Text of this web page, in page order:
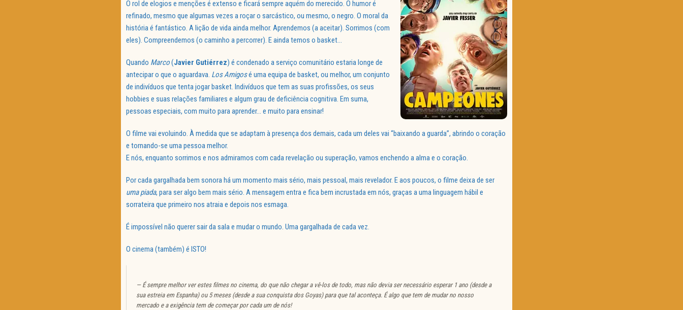
O rol de elogios e menções é extenso e ficará sempre aquém do merecido. O humor é
refinado, mesmo que algumas vezes a roçar o sarcástico, ou mesmo, o negro. O moral da
história é fantástico. A lição de vida ainda melhor. Aprendemos (a aceitar). Sorrimos (com
eles). Compreendemos (o caminho a percorrer). E ainda temos o basket…
Quando Marco(Javier Gutiérrez) é condenado a serviço comunitário estaria longe de
antecipar o que o aguardava. Los Amigosé uma equipa de basket, ou melhor, um conjunto
de indivíduos que tenta jogar basket. Indivíduos que tem as suas profissões, os seus
hobbies e suas relações familiares e algum grau de deficiência cognitiva. Em suma,
pessoas especiais, com muito para aprender… e muito para ensinar!
O filme vai evoluindo. À medida que se adaptam à presença dos demais, cada um deles vai “baixando a guarda”, abrindo o coração
e tornando-se uma pessoa melhor.
E nós, enquanto sorrimos e nos admiramos com cada revelação ou superação, vamos enchendo a alma e o coração.
Por cada gargalhada bem sonora há um momento mais sério, mais pessoal, mais revelador. E aos poucos, o filme deixa de ser
uma piada, para ser algo bem mais sério. A mensagem entra e fica bem incrustada em nós, graças a uma linguagem hábil e
sorrateira que primeiro nos atraia e depois nos esmaga.
É impossível não querer sair da sala e mudar o mundo. Uma gargalhada de cada vez.
O cinema (também) é ISTO!
É sempre melhor ver estes filmes no cinema, do que não chegar a vê-los de todo, mas não devia ser necessário esperar 1 ano (desde a
sua estreia em Espanha) ou 5 meses (desde a sua conquista dos Goyas) para que tal aconteça. É algo que tem de mudar no nosso
mercado e a exigência tem de começar por cada um de nós!